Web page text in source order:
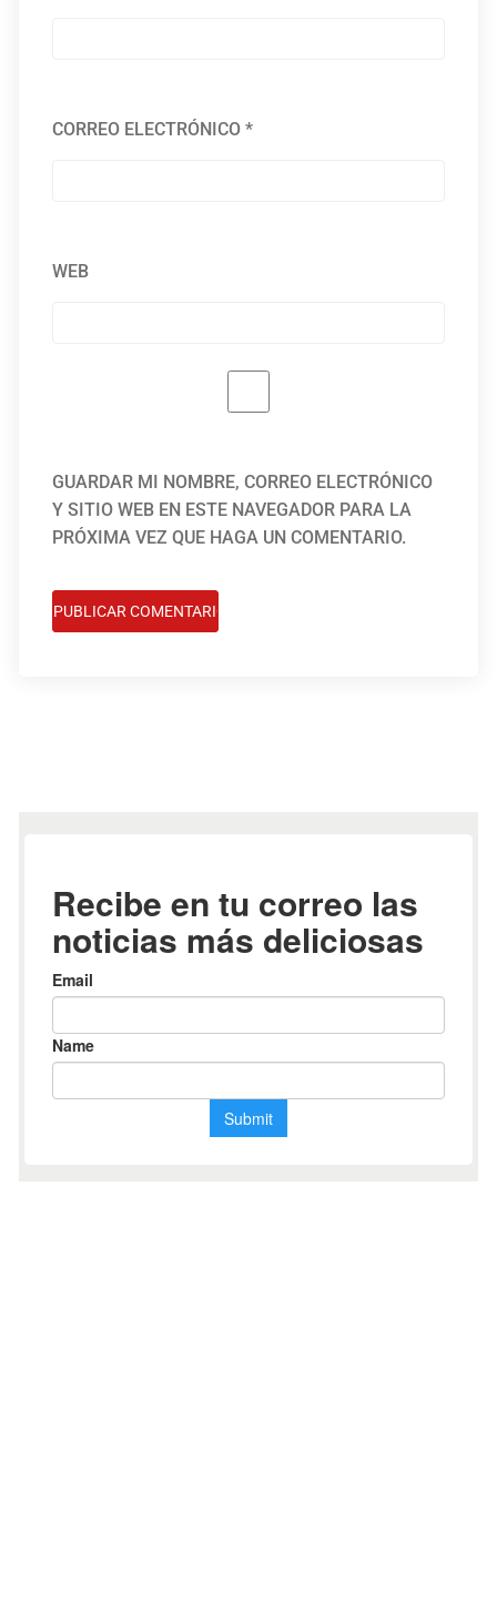
CORREO ELECTRÓNICO*
WEB
GUARDAR MI NOMBRE, CORREO ELECTRÓNICO
Y SITIO WEB EN ESTE NAVEGADOR PARA LA
PRÓXIMA VEZ QUE HAGA UN COMENTARIO.